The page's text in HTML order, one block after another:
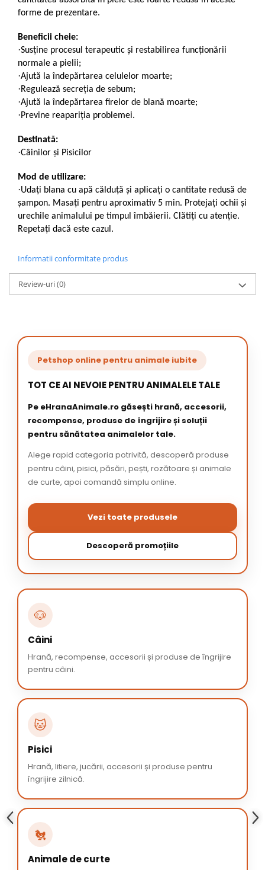
forme de prezentare.
Beneficii cheie:
·Susține procesul terapeutic și restabilirea funcționării
normale a pielii;
·Ajută la îndepărtarea celulelor moarte;
·Regulează secreția de sebum;
·Ajută la îndepărtarea firelor de blană moarte;
·Previne reapariția problemei.
Destinată:
·Câinilor și Pisicilor
Mod de utilizare:
·Udați blana cu apă călduță și aplicați o cantitate redusă de
șampon. Masați pentru aproximativ 5 min. Protejați ochii și
urechile animalului pe timpul îmbăierii. Clătiți cu atenție.
Repetați dacă este cazul.
Informatii conformitate produs
Review-uri(0)
Petshop online pentru animale iubite
TOT CE AI NEVOIE PENTRU ANIMALELE TALE
Pe eHranaAnimale.ro găsești hrană, accesorii,
recompense, produse de îngrijire și soluții
pentru sănătatea animalelor tale.
Alege rapid categoria potrivită, descoperă produse
pentru câini, pisici, păsări, pești, rozătoare și animale
de curte, apoi comandă simplu online.
Vezi toate produsele
Descoperă promoțiile
🐶
Câini
Hrană, recompense, accesorii și produse de îngrijire
pentru câini.
🐱
Pisici
Hrană, litiere, jucării, accesorii și produse pentru
îngrijire zilnică.
🐔
Animale de curte